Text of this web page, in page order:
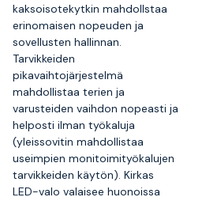
kaksoisotekytkin mahdollstaa
erinomaisen nopeuden ja
sovellusten hallinnan.
Tarvikkeiden
pikavaihtojärjestelmä
mahdollistaa terien ja
varusteiden vaihdon nopeasti ja
helposti ilman työkaluja
(yleissovitin mahdollistaa
useimpien monitoimityökalujen
tarvikkeiden käytön). Kirkas
LED-valo valaisee huonoissa